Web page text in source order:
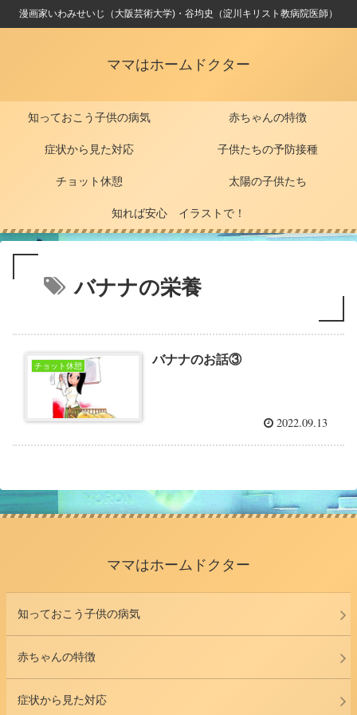
漫画家いわみせいじ（大阪芸術大学)・谷均史（淀川キリスト教病院医師）
ママはホームドクター
知っておこう子供の病気 赤ちゃんの特徴
症状から見た対応 子供たちの予防接種
チョット休憩 太陽の子供たち
知れば安心 イラストで！
バナナの栄養
チョット休憩 バナナのお話③
2022.09.13
ママはホームドクター
知っておこう子供の病気
赤ちゃんの特徴
症状から見た対応